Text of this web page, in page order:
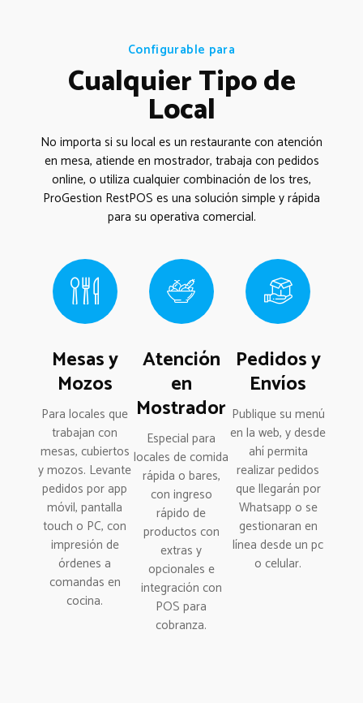
Configurable para
Cualquier Tipo de
Local
No importa si su local es un restaurante con atención
en mesa, atiende en mostrador, trabaja con pedidos
online, o utiliza cualquier combinación de los tres,
ProGestion RestPOS es una solución simple y rápida
para su operativa comercial.
Mesas y
Mozos
Para locales que
trabajan con
mesas, cubiertos
y mozos. Levante
pedidos por app
móvil, pantalla
touch o PC, con
impresión de
órdenes a
comandas en
cocina.
Atención
en
Mostrador
Especial para
locales de comida
rápida o bares,
con ingreso
rápido de
productos con
extras y
opcionales e
integración con
POS para
cobranza.
Pedidos y
Envíos
Publique su menú
en la web, y desde
ahí permita
realizar pedidos
que llegarán por
Whatsapp o se
gestionaran en
línea desde un pc
o celular.